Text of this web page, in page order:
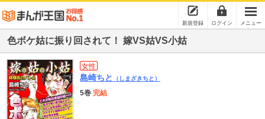
新規登録 ログイン メニュー
色ボケ姑に振り回されて！ 嫁VS姑VS小姑
女性
島崎ちと （しまざきちと）
5巻 完結